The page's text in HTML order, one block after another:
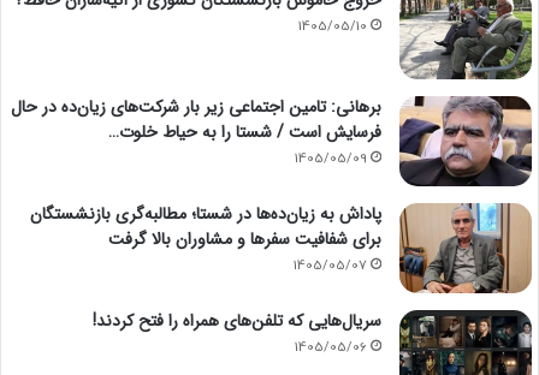
1405/05/10
برهانی: تامین اجتماعی زیر بار شرکت‌های زیان‌ده در حال
فرسایش است / شستا را به حیاط خلوت…
1405/05/09
پاداش به زیان‌ده‌ها در شستا؛ مطالبه‌گری بازنشستگان
برای شفافیت سفرها و مشاوران بالا گرفت
1405/05/07
سریال‌هایی که تلفن‌های همراه را فتح کردند!
1405/05/06